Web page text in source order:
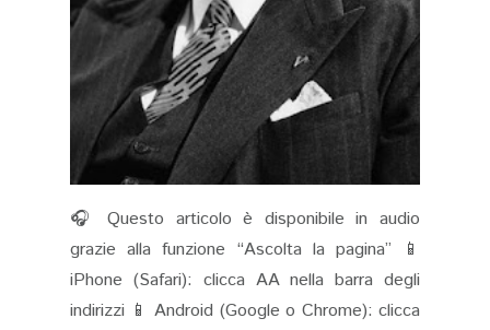
🎧 Questo articolo è disponibile in audio
grazie alla funzione “Ascolta la pagina” 📱
iPhone (Safari): clicca AA nella barra degli
indirizzi 📱 Android (Google o Chrome): clicca